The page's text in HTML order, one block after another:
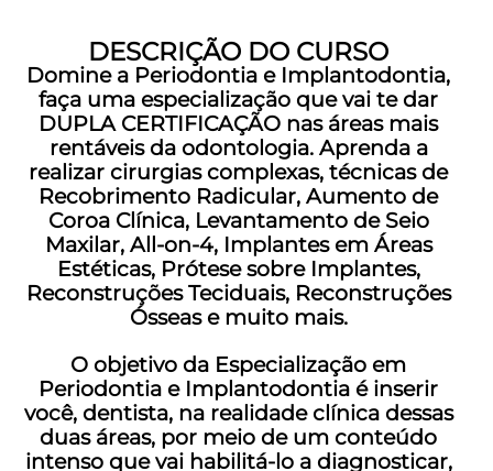
DESCRIÇÃO DO CURSO
Domine a Periodontia e Implantodontia,
faça uma especialização que vai te dar
DUPLA CERTIFICAÇÃO nas áreas mais
rentáveis da odontologia. Aprenda a
realizar cirurgias complexas, técnicas de
Recobrimento Radicular, Aumento de
Coroa Clínica, Levantamento de Seio
Maxilar, All-on-4, Implantes em Áreas
Estéticas, Prótese sobre Implantes,
Reconstruções Teciduais, Reconstruções
Ósseas e muito mais.
O objetivo da Especialização em
Periodontia e Implantodontia é inserir
você, dentista, na realidade clínica dessas
duas áreas, por meio de um conteúdo
intenso que vai habilitá-lo a diagnosticar,